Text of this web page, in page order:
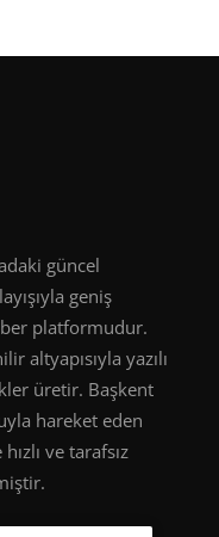
güncel
geniş
platformudur.
altyapısıyla yazılı
üretir. Başkent
hareket eden
ve tarafsız